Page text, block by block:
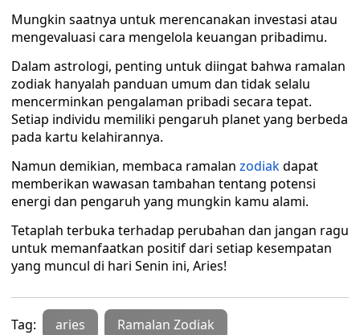
Mungkin saatnya untuk merencanakan investasi atau
mengevaluasi cara mengelola keuangan pribadimu.
Dalam astrologi, penting untuk diingat bahwa ramalan
zodiak hanyalah panduan umum dan tidak selalu
mencerminkan pengalaman pribadi secara tepat.
Setiap individu memiliki pengaruh planet yang berbeda
pada kartu kelahirannya.
Namun demikian, membaca ramalan zodiakdapat
memberikan wawasan tambahan tentang potensi
energi dan pengaruh yang mungkin kamu alami.
Tetaplah terbuka terhadap perubahan dan jangan ragu
untuk memanfaatkan positif dari setiap kesempatan
yang muncul di hari Senin ini, Aries!
Tag: aries Ramalan Zodiak